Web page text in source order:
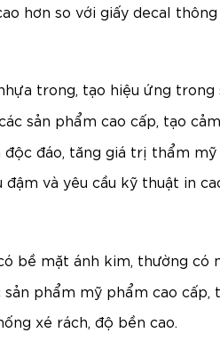
hơn so với giấy decal thông
trong, tạo hiệu ứng trong
sản phẩm cao cấp, tạo
đáo, tăng giá trị thẩm mỹ
và yêu cầu kỹ thuật in
bề mặt ánh kim, thường có
phẩm mỹ phẩm cao cấp,
xé rách, độ bền cao.